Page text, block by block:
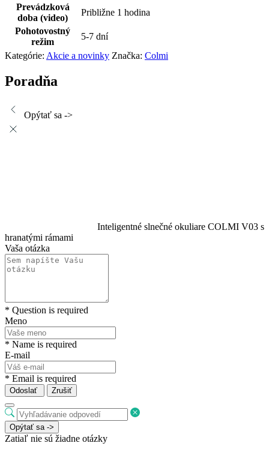
Prevádzková
doba (video)
Približne 1 hodina
Pohotovostný
režim
5-7 dní
Kategórie: Akcie a novinky Značka: Colmi
Poradňa
Opýtať sa ->
Inteligentné slnečné okuliare COLMI V03 s
hranatými rámami
Vaša otázka
* Question is required
Meno
* Name is required
E-mail
* Email is required
Odoslať Zrušiť
Opýtať sa ->
Zatiaľ nie sú žiadne otázky